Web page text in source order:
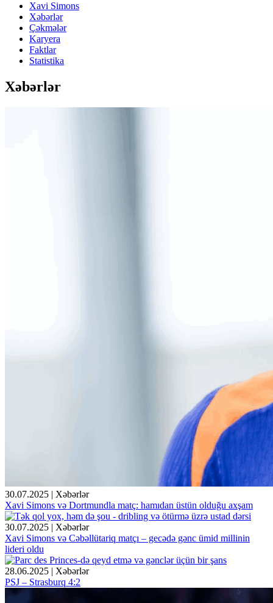
Xavi Simons
Xəbərlər
Çəkmələr
Karyera
Faktlar
Statistika
Xəbərlər
30.07.2025 | Xəbərlər
Xavi Simons və Dortmundla matç: hamıdan üstün olduğu axşam
30.07.2025 | Xəbərlər
Xavi Simons və Cəbəllütariq matçı – gecədə gənc ümid millinin
lideri oldu
28.06.2025 | Xəbərlər
PSJ – Strasburq 4:2